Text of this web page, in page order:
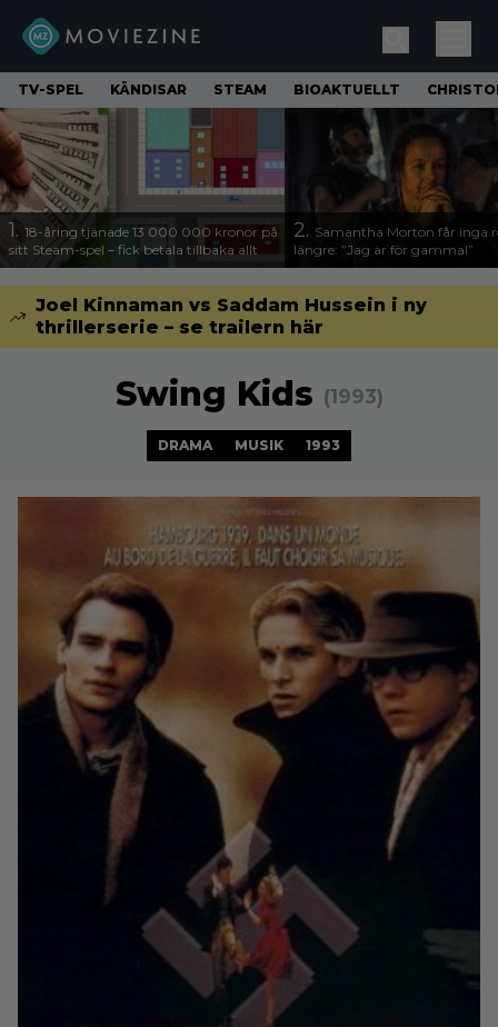
TV-SPEL KÄNDISAR STEAM BIOAKTUELLT
1. 18-åring tjänade 13 000 000 kronor på
sitt Steam-spel – fick betala tillbaka allt
2. Samantha Morton får inga
längre: ”Jag är för gammal”
Joel Kinnaman vs Saddam Hussein i ny
thrillerserie – se trailern här
Swing Kids (1993)
DRAMA MUSIK 1993